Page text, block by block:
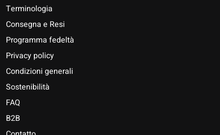
Terminologia
Consegna e Resi
Programma fedeltà
Privacy policy
Condizioni generali
Sostenibilità
FAQ
B2B